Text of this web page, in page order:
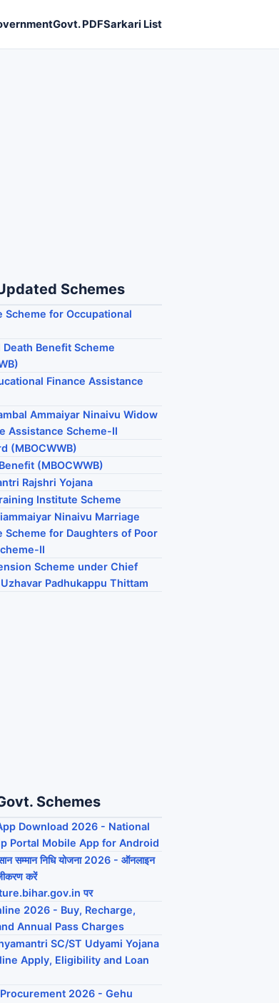
Govt. PDFSarkari List
Schemes
Scheme for Occupational
Benefit Scheme
Finance Assistance
Ammaiyar Ninaivu Widow
Assistance Scheme-II
(MBOCWWB)
(MBOCWWB)
Rajshri Yojana
Institute Scheme
Ninaivu Marriage
Scheme for Daughters of Poor
II
Scheme under Chief
Padhukappu Thittam
Schemes
Download 2026 - National
Portal Mobile App for Android
सम्मान निधि योजना 2026 - ऑनलाइन
करें
पर
2026 - Buy, Recharge,
Annual Pass Charges
SC/ST Udyami Yojana
Apply, Eligibility and Loan
2026 - Gehu